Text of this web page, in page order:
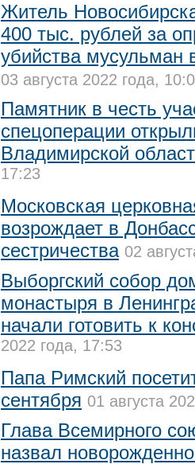
Житель
400 тыс. рублей за
убийства мусульман
03 августа 2022 года,
Памятник в честь
спецоперации
Владимирской
17:23
Московская
возрождает в
сестричества 02
Выборгский собор
монастыря в
начали готовить к
2022 года, 17:53
Папа Римский
сентября 01 августа
Глава Всемирного
назвал